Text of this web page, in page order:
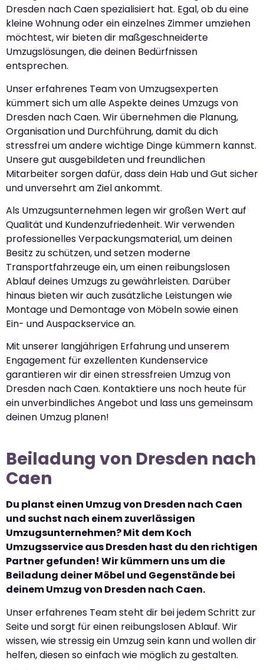
Dresden nach Caen spezialisiert hat. Egal, ob du eine
kleine Wohnung oder ein einzelnes Zimmer umziehen
möchtest, wir bieten dir maßgeschneiderte
Umzugslösungen, die deinen Bedürfnissen
entsprechen.
Unser erfahrenes Team von Umzugsexperten
kümmert sich um alle Aspekte deines Umzugs von
Dresden nach Caen. Wir übernehmen die Planung,
Organisation und Durchführung, damit du dich
stressfrei um andere wichtige Dinge kümmern kannst.
Unsere gut ausgebildeten und freundlichen
Mitarbeiter sorgen dafür, dass dein Hab und Gut sicher
und unversehrt am Ziel ankommt.
Als Umzugsunternehmen legen wir großen Wert auf
Qualität und Kundenzufriedenheit. Wir verwenden
professionelles Verpackungsmaterial, um deinen
Besitz zu schützen, und setzen moderne
Transportfahrzeuge ein, um einen reibungslosen
Ablauf deines Umzugs zu gewährleisten. Darüber
hinaus bieten wir auch zusätzliche Leistungen wie
Montage und Demontage von Möbeln sowie einen
Ein- und Auspackservice an.
Mit unserer langjährigen Erfahrung und unserem
Engagement für exzellenten Kundenservice
garantieren wir dir einen stressfreien Umzug von
Dresden nach Caen. Kontaktiere uns noch heute für
ein unverbindliches Angebot und lass uns gemeinsam
deinen Umzug planen!
Beiladung von Dresden nach
Caen
Du planst einen Umzug von Dresden nach Caen
und suchst nach einem zuverlässigen
Umzugsunternehmen? Mit dem Koch
Umzugsservice aus Dresden hast du den richtigen
Partner gefunden! Wir kümmern uns um die
Beiladung deiner Möbel und Gegenstände bei
deinem Umzug von Dresden nach Caen.
Unser erfahrenes Team steht dir bei jedem Schritt zur
Seite und sorgt für einen reibungslosen Ablauf. Wir
wissen, wie stressig ein Umzug sein kann und wollen dir
helfen, diesen so einfach wie möglich zu gestalten.